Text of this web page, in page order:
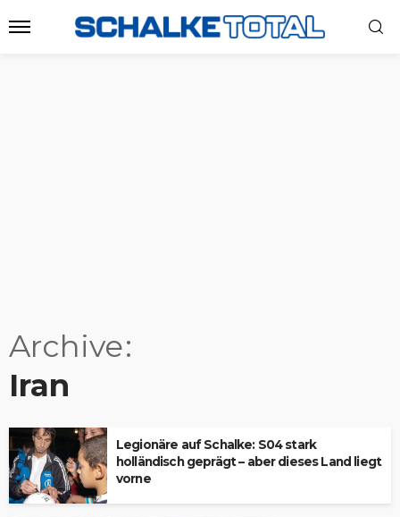
Archive
Iran
Legionäre auf Schalke: S04 stark
holländisch geprägt – aber dieses Land liegt
vorne